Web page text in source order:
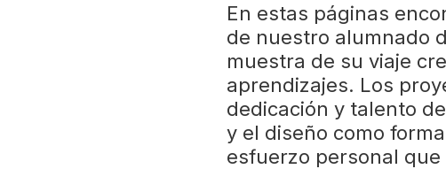
En estas páginas
de nuestro alumnado
muestra de su viaje
aprendizajes. Los
dedicación y talento
y el diseño como
esfuerzo personal